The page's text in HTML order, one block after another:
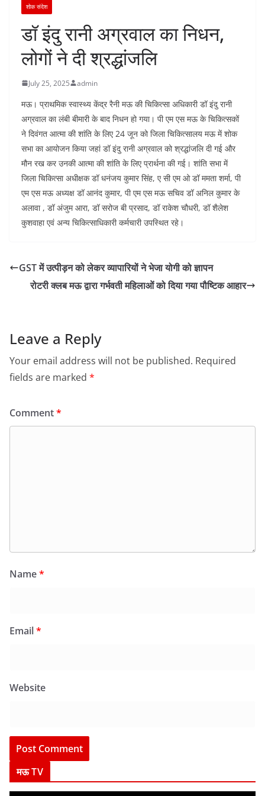
शोक संदेश
डॉ इंदु रानी अग्रवाल का निधन,
लोगों ने दी श्रद्धांजलि
July 25, 2025 admin
मऊ। प्राथमिक स्वास्थ्य केंद्र रैनी मऊ की चिकित्सा अधिकारी डॉ इंदु रानी
अग्रवाल का लंबी बीमारी के बाद निधन हो गया। पी एम एस मऊ के चिकित्सकों
ने दिवंगत आत्मा की शांति के लिए 24 जून को जिला चिकित्सालय मऊ में शोक
सभा का आयोजन किया जहां डॉ इंदु रानी अग्रवाल को श्रद्धांजलि दी गई और
मौन रख कर उनकी आत्मा की शांति के लिए प्रार्थना की गई। शांति सभा में
जिला चिकित्सा अधीक्षक डॉ धनंजय कुमार सिंह, ए सी एम ओ डॉ ममता शर्मा, पी
एम एस मऊ अध्यक्ष डॉ आनंद कुमार, पी एम एस मऊ सचिव डॉ अनिल कुमार के
अलावा , डॉ अंजुम आरा, डॉ सरोज बी प्रसाद, डॉ राकेश चौधरी, डॉ शैलेश
कुशवाहा एवं अन्य चिकित्साधिकारी कर्मचारी उपस्थित रहे।
GST में उत्पीड़न को लेकर व्यापारियों ने भेजा योगी को ज्ञापन
रोटरी क्लब मऊ द्वारा गर्भवती महिलाओं को दिया गया पौष्टिक आहार
Leave a Reply
Your email address will not be published. Required
fields are marked *
Comment*
Name*
Email*
Website
मऊ TV